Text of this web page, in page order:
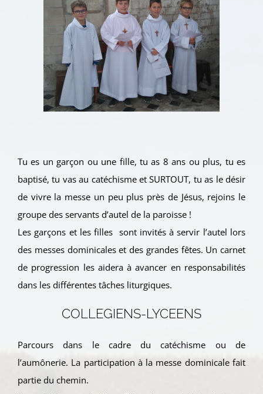
Tu es un garçon ou une fille, tu as 8 ans ou plus, tu es
baptisé, tu vas au catéchisme et SURTOUT, tu as le désir
de vivre la messe un peu plus près de Jésus, rejoins le
groupe des servants d’autel de la paroisse !
Les garçons et les filles sont invités à servir l’autel lors
des messes dominicales et des grandes fêtes. Un carnet
de progression les aidera à avancer en responsabilités
dans les différentes tâches liturgiques.
COLLEGIENS-LYCEENS
Parcours dans le cadre du catéchisme ou de
l’aumônerie. La participation à la messe dominicale fait
partie du chemin.